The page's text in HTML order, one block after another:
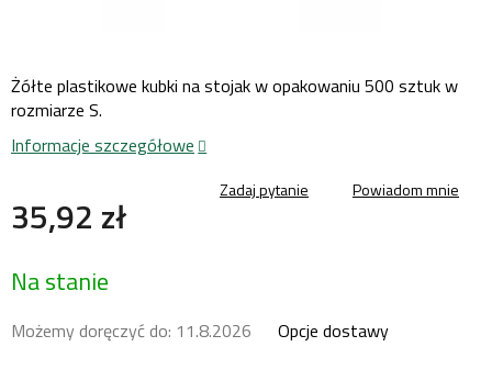
35,92 zł
jednostkowa:
Na stanie
Możemy doręczyć do: 11.8.2026 Opcje dostawy
Żółte plastikowe kubki na stojak w opakowaniu 500 sztuk w
rozmiarze S.
Informacje szczegółowe
Zadaj pytanie Powiadom mnie